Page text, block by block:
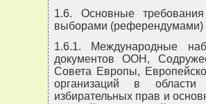
1.6. Основные
выборами (референдумами)
1.6.1. Международные
документов ООН,
Совета Европы,
организаций в области
избирательных прав и